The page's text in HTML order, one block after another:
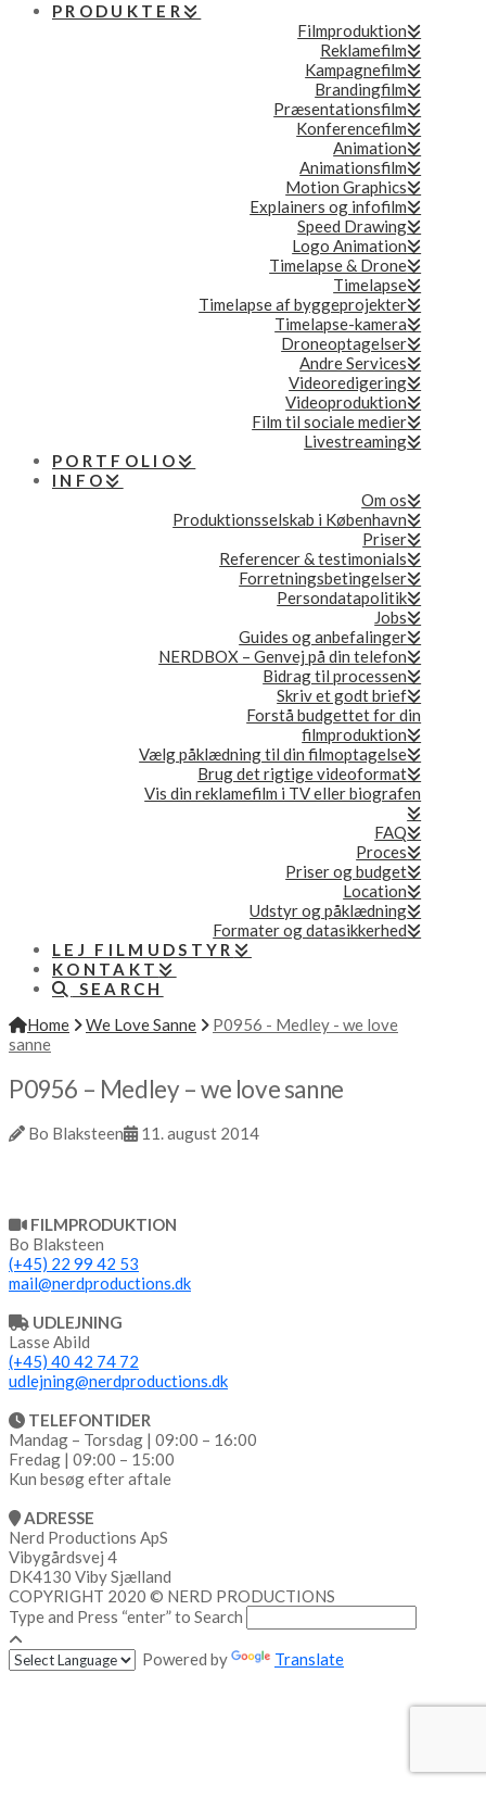
PRODUKTER
Filmproduktion
Reklamefilm
Kampagnefilm
Brandingfilm
Præsentationsfilm
Konferencefilm
Animation
Animationsfilm
Motion Graphics
Explainers og infofilm
Speed Drawing
Logo Animation
Timelapse & Drone
Timelapse
Timelapse af byggeprojekter
Timelapse-kamera
Droneoptagelser
Andre Services
Videoredigering
Videoproduktion
Film til sociale medier
Livestreaming
PORTFOLIO
INFO
Om os
Produktionsselskab i København
Priser
Referencer & testimonials
Forretningsbetingelser
Persondatapolitik
Jobs
Guides og anbefalinger
NERDBOX – Genvej på din telefon
Bidrag til processen
Skriv et godt brief
Forstå budgettet for din
filmproduktion
Vælg påklædning til din filmoptagelse
Brug det rigtige videoformat
Vis din reklamefilm i TV eller biografen
FAQ
Proces
Priser og budget
Location
Udstyr og påklædning
Formater og datasikkerhed
LEJ FILMUDSTYR
KONTAKT
SEARCH
Home
We Love Sanne
P0956 - Medley - we love
sanne
P0956 – Medley – we love sanne
Bo Blaksteen 11. august 2014
FILMPRODUKTION
Bo Blaksteen
(+45) 22 99 42 53
mail@nerdproductions.dk
UDLEJNING
Lasse Abild
(+45) 40 42 74 72
udlejning@nerdproductions.dk
TELEFONTIDER
Mandag – Torsdag | 09:00 – 16:00
Fredag | 09:00 – 15:00
Kun besøg efter aftale
ADRESSE
Nerd Productions ApS
Vibygårdsvej 4
DK4130 Viby Sjælland
COPYRIGHT 2020 © NERD PRODUCTIONS
Type and Press “enter” to Search
Powered by Translate